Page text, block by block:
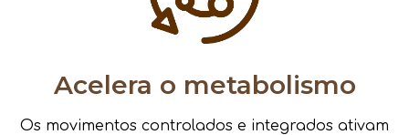
Acelera o metabolismo
Os movimentos controlados e integrados ativam